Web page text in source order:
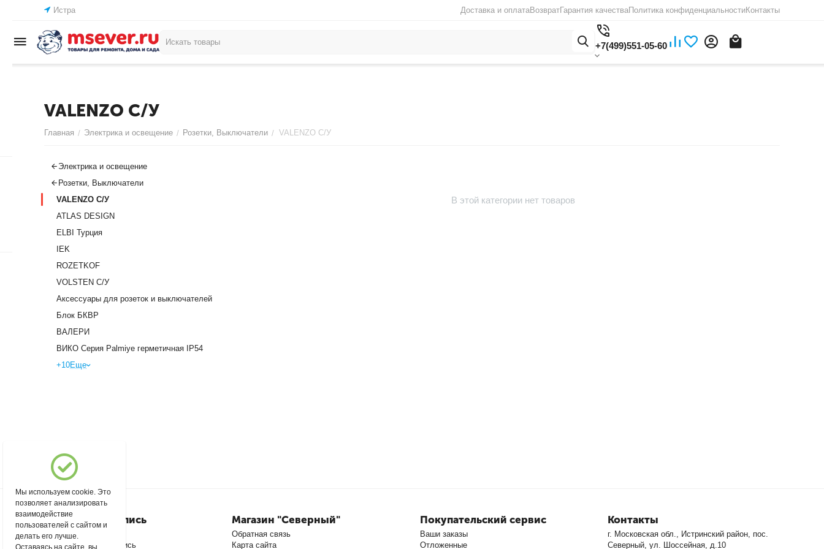
Истра Доставка и оплатаВозвратГарантия качестваПолитика конфиденциальностиКонтакты
+7(499)551-05-60
VALENZO С/У
Главная / Электрика и освещение / Розетки, Выключатели / VALENZO С/У
В этой категории нет товаров
Электрика и освещение
Розетки, Выключатели
VALENZO С/У
ATLAS DESIGN
ELBI Турция
IEK
ROZETKOF
VOLSTEN С/У
Аксессуары для розеток и выключателей
Блок БКВР
ВАЛЕРИ
ВИКО Серия Palmiye герметичная IP54
+10Еще
Моя учетная запись
Войти
Создать учетную запись
Магазин "Северный"
Обратная связь
Карта сайта
Покупательский сервис
Ваши заказы
Отложенные
Контакты
г. Московская обл., Истринский район, пос.
Северный, ул. Шоссейная, д.10
Мы используем cookie. Это
позволяет анализировать
взаимодействие
пользователей с сайтом и
делать его лучше.
Оставаясь на сайте, вы